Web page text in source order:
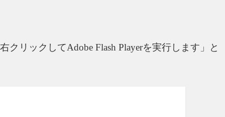
クリックしてAdobe Flash Playerを実行します」と